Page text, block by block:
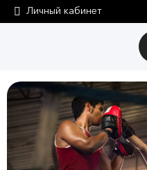
Личный кабинет